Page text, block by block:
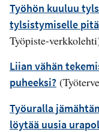
Työhön kuuluu
tylsistymiselle
Työpiste-
Liian vähän
puheeksi?
Työuralla
löytää uusia